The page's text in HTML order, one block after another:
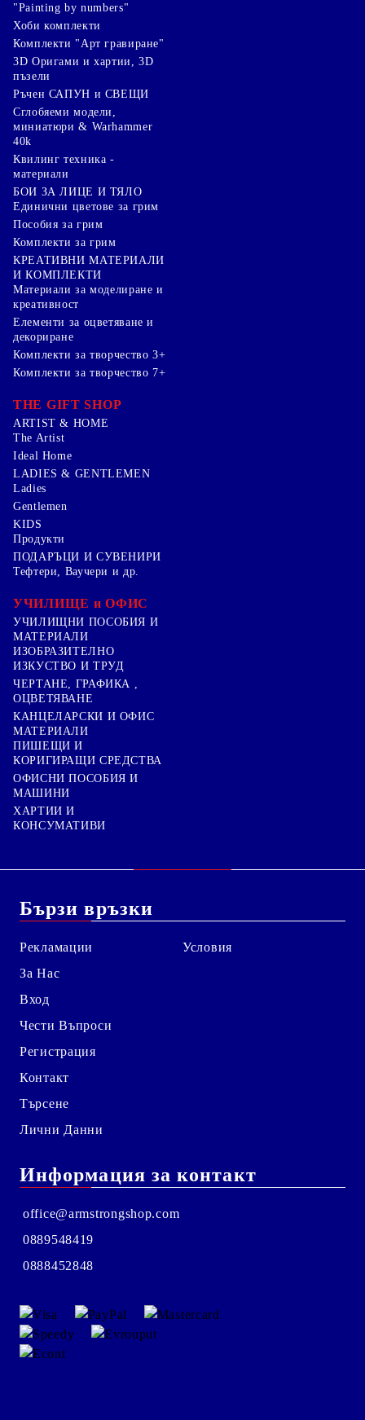
"Painting by numbers"
Хоби комплекти
Комплекти "Арт гравиране"
3D Оригами и хартии, 3D
пъзели
Ръчен САПУН и СВЕЩИ
Сглобяеми модели,
миниатюри & Warhammer
40k
Квилинг техника -
материали
БОИ ЗА ЛИЦЕ И ТЯЛО
Единични цветове за грим
Пособия за грим
Комплекти за грим
КРЕАТИВНИ МАТЕРИАЛИ
И КОМПЛЕКТИ
Mатериали за моделиране и
креативност
Елементи за оцветяване и
декориране
Комплекти за творчество 3+
Комплекти за творчество 7+
THE GIFT SHOP
ARTIST & HOME
The Artist
Ideal Home
LADIES & GENTLEMEN
Ladies
Gentlemen
KIDS
Продукти
ПОДАРЪЦИ И СУВЕНИРИ
Тефтери, Ваучери и др.
УЧИЛИЩЕ и ОФИС
УЧИЛИЩНИ ПОСОБИЯ И
МАТЕРИАЛИ
ИЗОБРАЗИТЕЛНО
ИЗКУСТВО И ТРУД
ЧЕРТАНЕ, ГРАФИКА ,
ОЦВЕТЯВАНЕ
КАНЦЕЛАРСКИ И ОФИС
МАТЕРИАЛИ
ПИШЕЩИ И
КОРИГИРАЩИ СРЕДСТВА
ОФИСНИ ПОСОБИЯ И
МАШИНИ
ХАРТИИ И
КОНСУМАТИВИ
Бързи връзки
Рекламации
За Нас
Вход
Чести Въпроси
Регистрация
Контакт
Търсене
Лични Данни
Условия
Информация за контакт
office@armstrongshop.com
0889548419
0888452848